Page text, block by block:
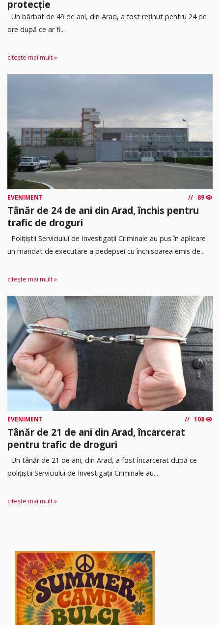
protecție
Un bărbat de 49 de ani, din Arad, a fost reținut pentru 24 de
ore după ce ar fi...
citește mai mult »
EVENIMENT 89
Tânăr de 24 de ani din Arad, închis pentru
trafic de droguri
Polițiștii Serviciului de Investigații Criminale au pus în aplicare
un mandat de executare a pedepsei cu închisoarea emis de...
citește mai mult »
EVENIMENT 108
Tânăr de 21 de ani din Arad, încarcerat
pentru trafic de droguri
Un tânăr de 21 de ani, din Arad, a fost încarcerat după ce
polițiștii Serviciului de Investigații Criminale au...
citește mai mult »